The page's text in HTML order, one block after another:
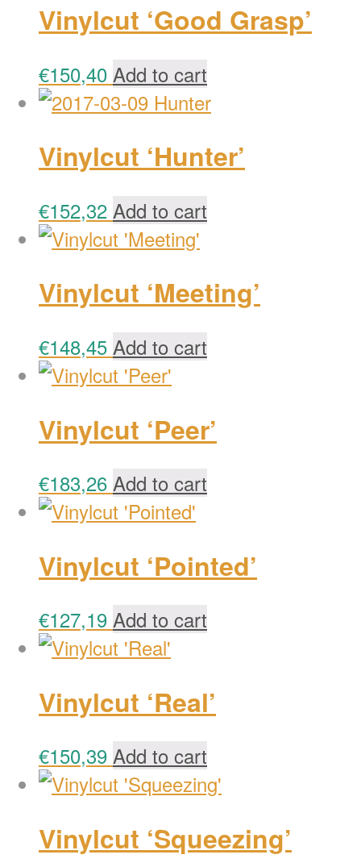
Vinylcut ‘Good Grasp’
€150,40 Add to cart
Vinylcut ‘Hunter’
€152,32 Add to cart
Vinylcut ‘Meeting’
€148,45 Add to cart
Vinylcut ‘Peer’
€183,26 Add to cart
Vinylcut ‘Pointed’
€127,19 Add to cart
Vinylcut ‘Real’
€150,39 Add to cart
Vinylcut ‘Squeezing’